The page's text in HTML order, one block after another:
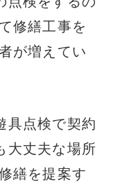
修繕工事を
が増えてい
具点検で契約
大丈夫な場所
繕を提案す